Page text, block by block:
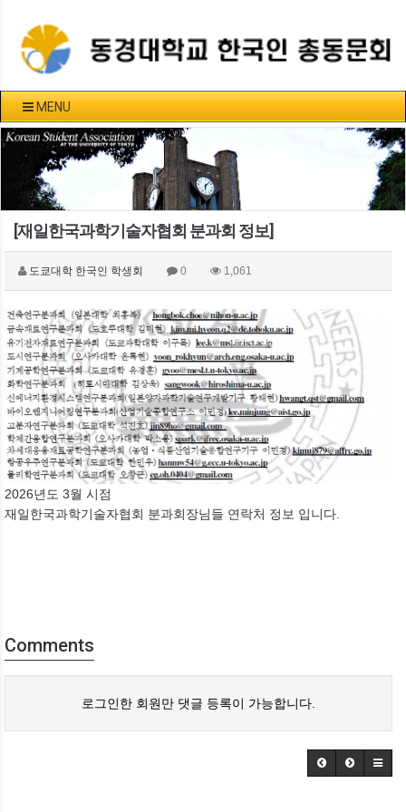
MENU
[재일한국과학기술자협회 분과회 정보]
도쿄대학 한국인 학생회 0 1,061
2026년도 3월 시점
재일한국과학기술자협회 분과회장님들 연락처 정보 입니다.
Comments
로그인한 회원만 댓글 등록이 가능합니다.